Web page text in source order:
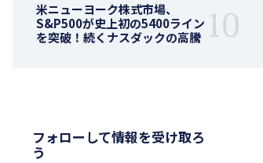
米ニューヨーク株式市場、
S&P500が史上初の5400ライン
を突破！続くナスダックの高騰
フォローして情報を受け取ろ
う